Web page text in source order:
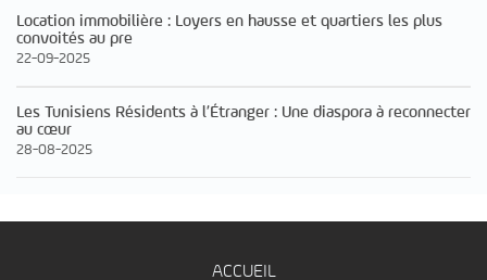
Location immobilière : Loyers en hausse et quartiers les plus
convoités au pre
22-09-2025
Les Tunisiens Résidents à l’Étranger : Une diaspora à reconnecter
au cœur
28-08-2025
ACCUEIL